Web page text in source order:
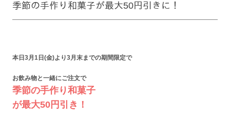
季節の手作り和菓子が最大50円引きに！
本日3月1日(金)より3月末までの期間限定で
お飲み物と一緒にご注文で
季節の手作り和菓子
が最大50円引き！